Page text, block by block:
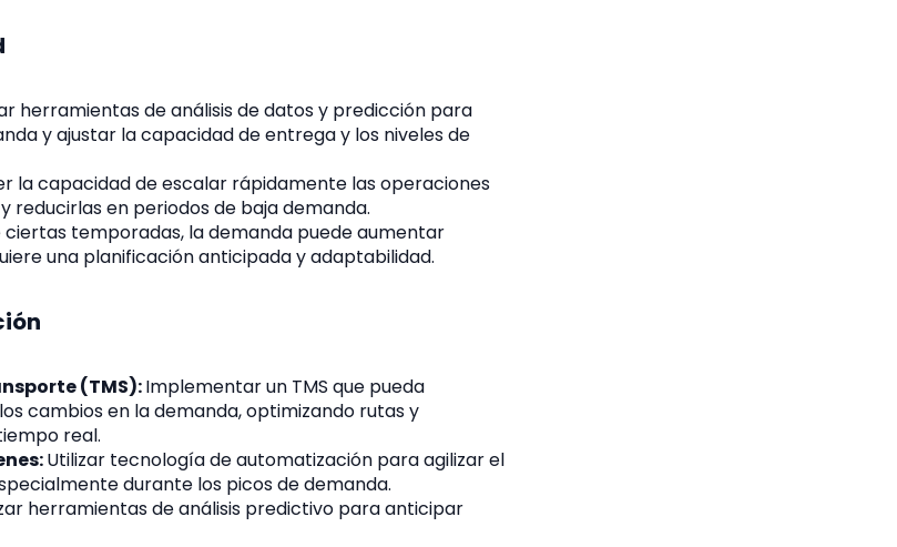
herramientas de análisis de datos y predicción para
y ajustar la capacidad de entrega y los niveles de
la capacidad de escalar rápidamente las operaciones
reducirlas en periodos de baja demanda.
ciertas temporadas, la demanda puede aumentar
una planificación anticipada y adaptabilidad.
(TMS):Implementar un TMS que pueda
cambios en la demanda, optimizando rutas y
real.
Utilizar tecnología de automatización para agilizar el
durante los picos de demanda.
herramientas de análisis predictivo para anticipar